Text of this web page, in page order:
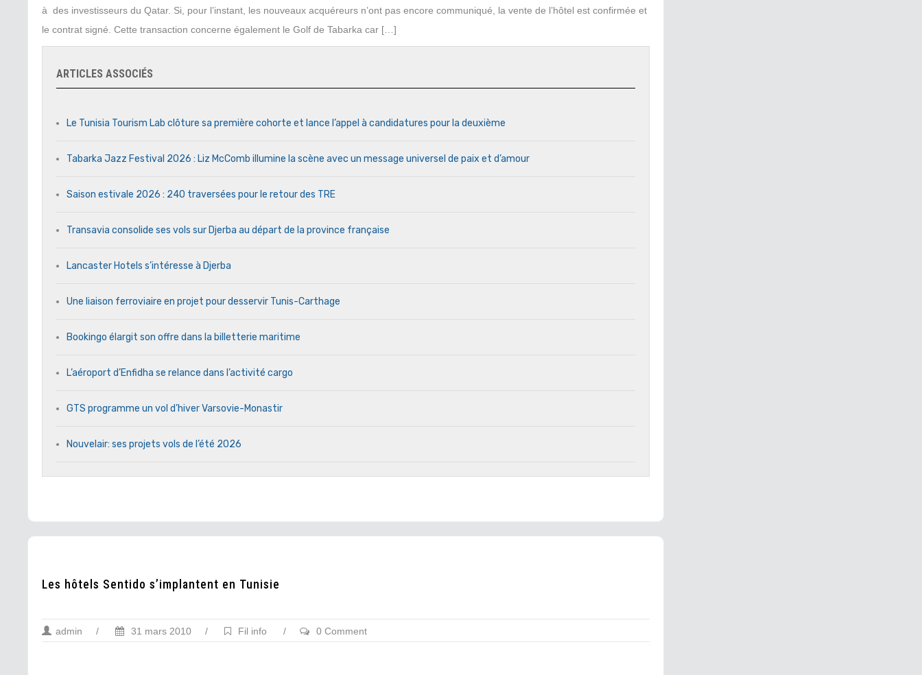
à des investisseurs du Qatar. Si, pour l’instant, les nouveaux acquéreurs n’ont pas encore communiqué, la vente de l’hôtel est confirmée et
le contrat signé. Cette transaction concerne également le Golf de Tabarka car […]
ARTICLES ASSOCIÉS
Le Tunisia Tourism Lab clôture sa première cohorte et lance l’appel à candidatures pour la deuxième
Tabarka Jazz Festival 2026 : Liz McComb illumine la scène avec un message universel de paix et d’amour
Saison estivale 2026 : 240 traversées pour le retour des TRE
Transavia consolide ses vols sur Djerba au départ de la province française
Lancaster Hotels s’intéresse à Djerba
Une liaison ferroviaire en projet pour desservir Tunis-Carthage
Bookingo élargit son offre dans la billetterie maritime
L’aéroport d’Enfidha se relance dans l’activité cargo
GTS programme un vol d’hiver Varsovie-Monastir
Nouvelair: ses projets vols de l’été 2026
Les hôtels Sentido s’implantent en Tunisie
admin / 31 mars 2010 / Fil info / 0 Comment